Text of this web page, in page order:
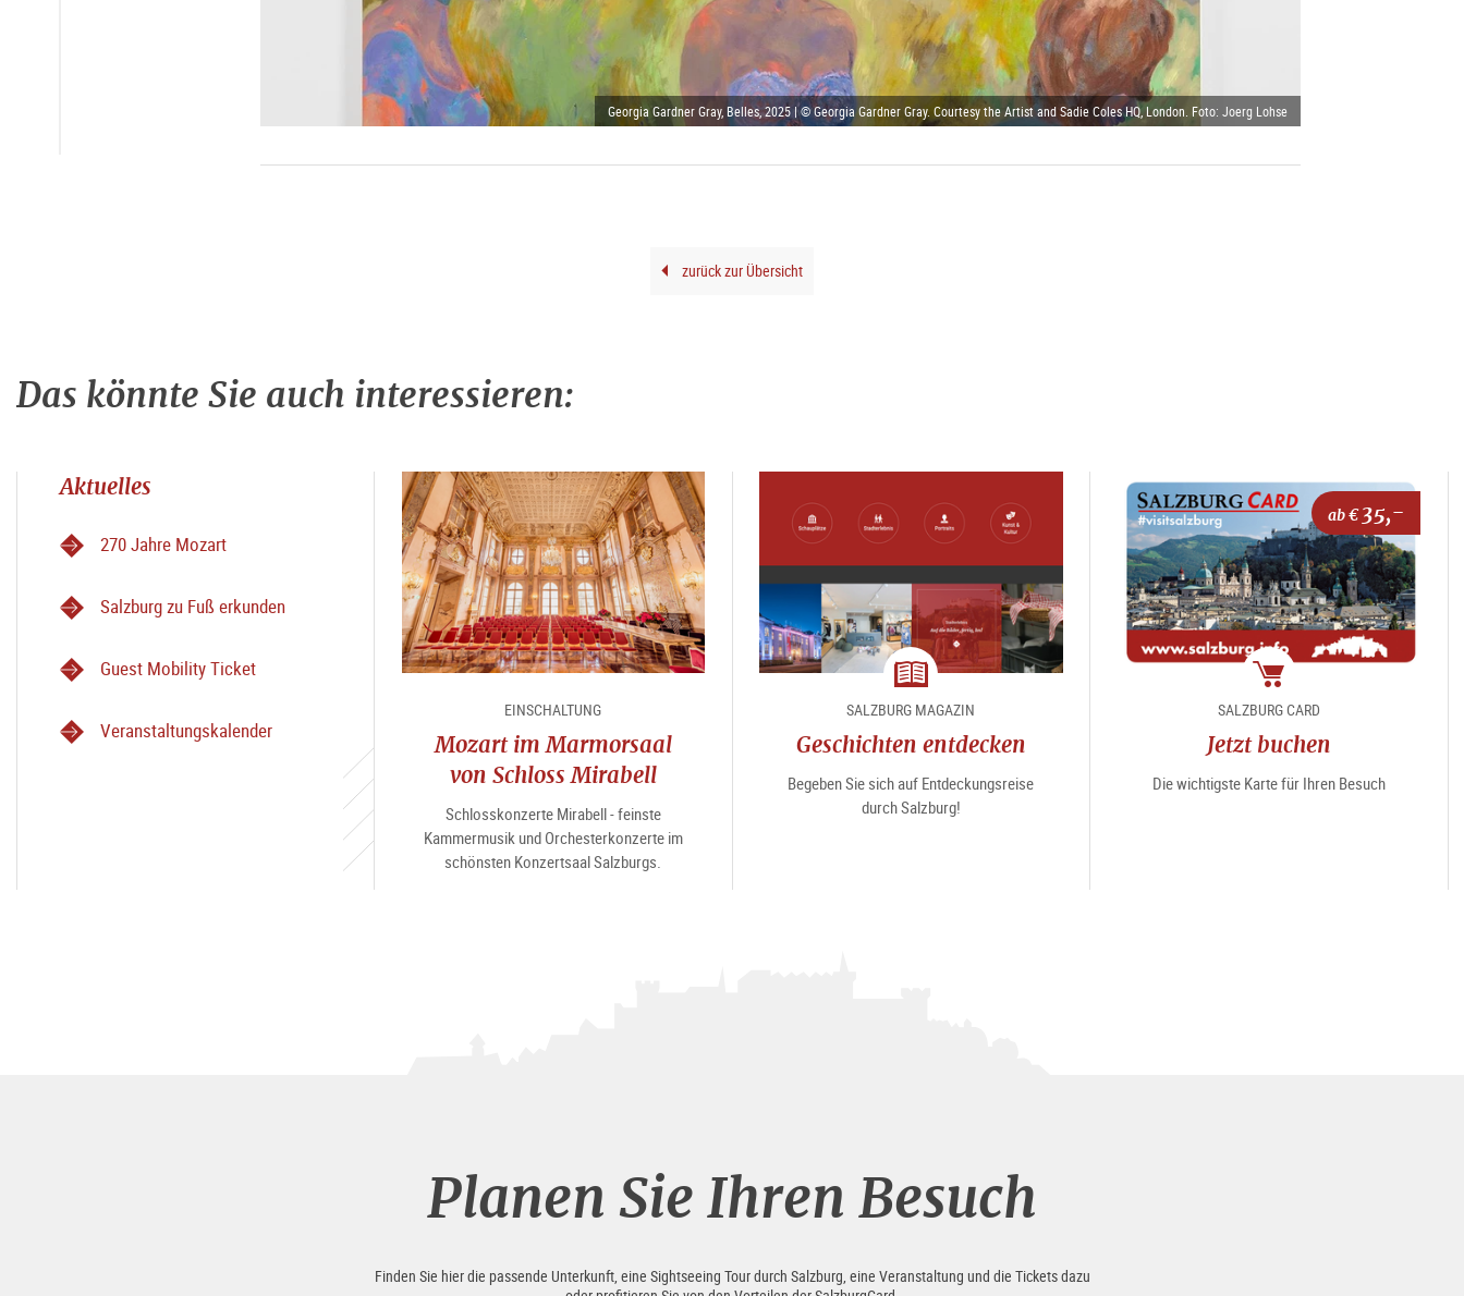
Georgia Gardner Gray, Belles, 2025 | © Georgia Gardner Gray. Courtesy the Artist and Sadie Coles HQ, London. Foto: Joerg Lohse
zurück zur Übersicht
Das könnte Sie auch interessieren:
Aktuelles
270 Jahre Mozart
Salzburg zu Fuß erkunden
Guest Mobility Ticket
Veranstaltungskalender
EINSCHALTUNG
Mozart im Marmorsaal
von Schloss Mirabell
Schlosskonzerte Mirabell - feinste
Kammermusik und Orchesterkonzerte im
schönsten Konzertsaal Salzburgs.
Magazin
SALZBURG MAGAZIN
Geschichten entdecken
Begeben Sie sich auf Entdeckungsreise
durch Salzburg!
ab €35,-
Package
SALZBURG CARD
Jetzt buchen
Die wichtigste Karte für Ihren Besuch
Planen Sie Ihren Besuch
Finden Sie hier die passende Unterkunft, eine Sightseeing Tour durch Salzburg, eine Veranstaltung und die Tickets dazu